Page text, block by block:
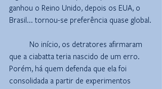
ganhou o Reino Unido, depois os EUA, o
Brasil... tornou-se preferência quase global.
No início, os detratores afirmaram
que a ciabatta teria nascido de um erro.
Porém, há quem defenda que ela foi
consolidada a partir de experimentos